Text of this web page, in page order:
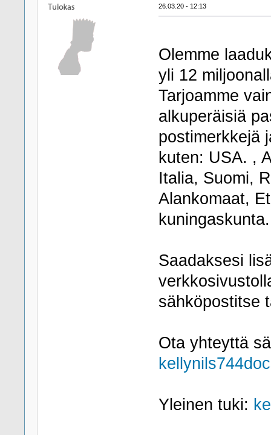
26.03.20 - 12:13
Olemme
yli 12
Tarjoamme
alkuperäisiä
postimerkkejä
kuten: USA. ,
Italia, Suomi,
Alankomaat,
Saadaksesi
sähköpostitse
Ota yhteyttä
Yleinen tuki: